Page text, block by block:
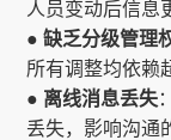
人员变动后信息
● 缺乏分级管理
所有调整均依赖
● 离线消息丢失
丢失，影响沟通